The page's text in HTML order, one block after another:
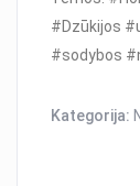
#Dzūkijos
#sodybos
Kategorija: